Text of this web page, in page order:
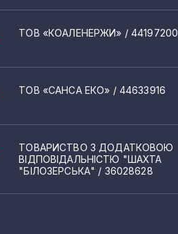
ТОВ «КОАЛЕНЕРЖИ» / 44197200
ТОВ «САНСА ЕКО» / 44633916
ТОВАРИСТВО З ДОДАТКОВОЮ
ВІДПОВІДАЛЬНІСТЮ "ШАХТА
"БІЛОЗЕРСЬКА" / 36028628